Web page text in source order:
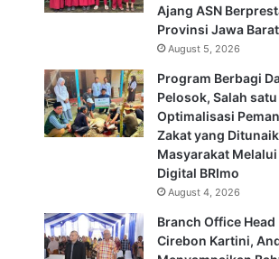
Ajang ASN
Provinsi Jawa
August 5, 2026
Program Berbagi
Pelosok, Salah
Optimalisasi
Zakat yang
Masyarakat Melalui
Digital BRImo
August 4, 2026
Branch Office Head
Cirebon Kartini,